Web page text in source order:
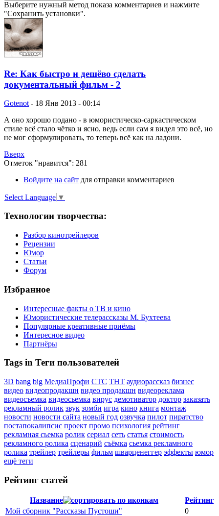
Выберите нужный метод показа комментариев и нажмите
"Сохранить установки".
Re: Как быстро и дешёво сделать
документальный фильм - 2
Gotenot - 18 Янв 2013 - 00:14
А оно хорошо подано - в юмористическо-саркастическом
стиле всё стало чётко и ясно, ведь если сам я видел это всё, но
не мог сформулировать, то теперь всё как на ладони.
Вверх
Отметок "нравится": 281
Войдите на сайт для отправки комментариев
Select Language ▼
Технологии творчества:
Разбор кинотрейлеров
Рецензии
Юмор
Статьи
Форум
Избранное
Интересные факты о ТВ и кино
Юмористические телерассказы М. Бухтеева
Популярные креативные приёмы
Интересное видео
Партнёры
Tags in Теги пользователей
3D bang big МедиаПрофи СТС ТНТ аудиорассказ бизнес
видео видеопродакшн видео продакшн видеореклама
видеосъемка видеосьемка вирус демотиватор доктор заказать
рекламный ролик звук зомби игра кино книга монтаж
новости новости сайта новый год озвучка пилот пиратство
постапокалипсис проект промо психология рейтинг
рекламная сьемка ролик сериал сеть статья стоимость
рекламного ролика сценарий съёмка сьемка рекламного
ролика трейлер трейлеры фильм шварценеггер эффекты юмор
ещё теги
Рейтинг статей
Название
Рейтинг
Мой сборник "Рассказы Пустоши"
0